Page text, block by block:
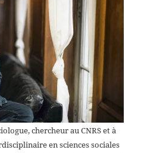
chercheur au CNRS et à
en sciences sociales